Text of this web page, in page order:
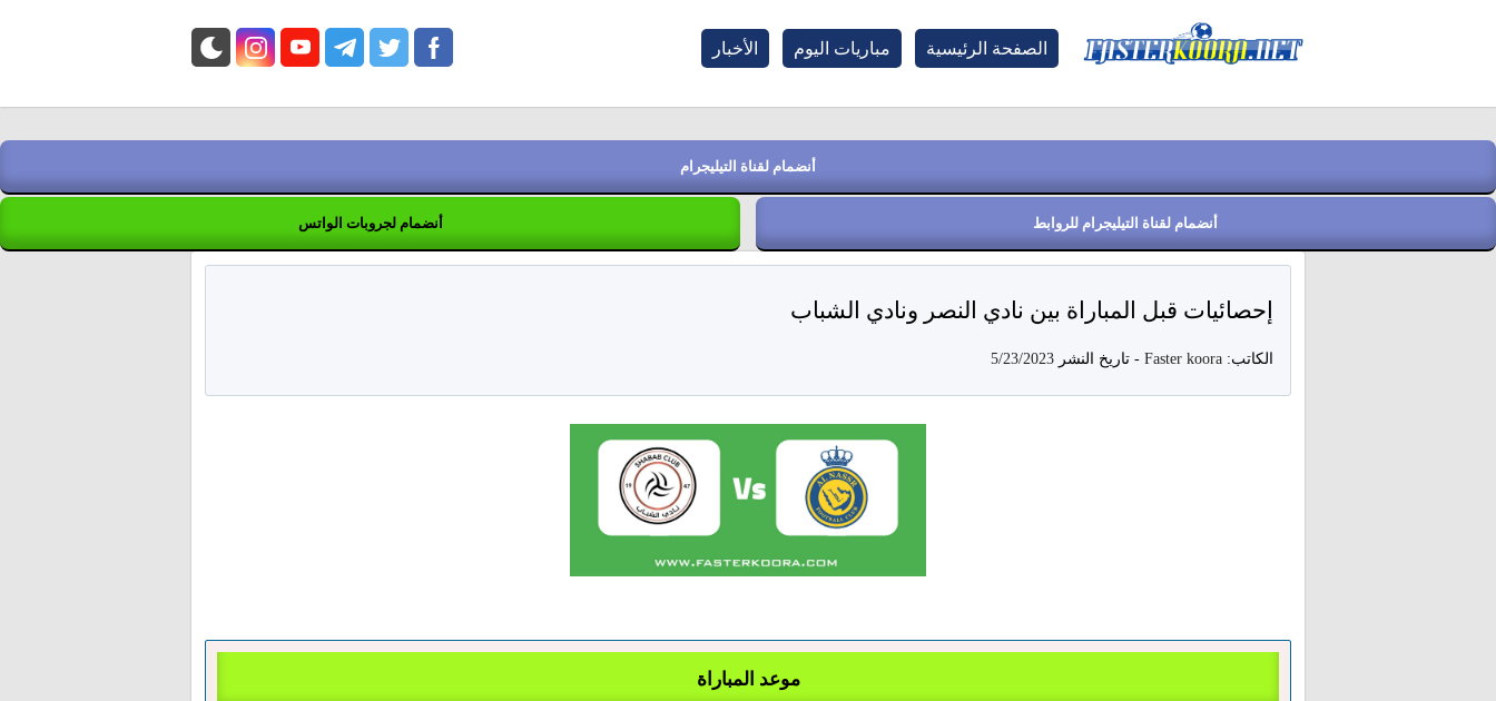
الصفحة الرئيسية مباريات اليوم الأخبار
أنضمام لقناة التيليجرام
أنضمام لجروبات الواتس أنضمام لقناة التيليجرام للروابط
إحصائيات قبل المباراة بين نادي النصر ونادي الشباب
الكاتب: Faster koora
- تاريخ النشر 5/23/2023
موعد المباراة